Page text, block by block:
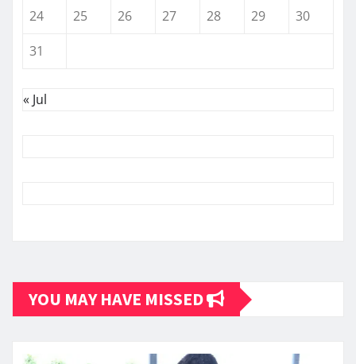
24
25 26 27 28 29
30
31
« Jul
YOU MAY HAVE MISSED